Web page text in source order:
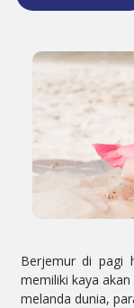
Berjemur di pagi
memiliki kaya
melanda dunia,